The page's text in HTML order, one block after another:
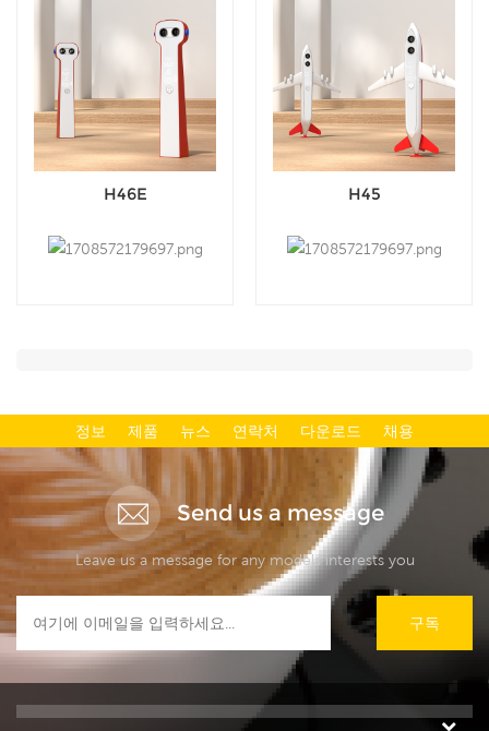
H46E H45
정보 제품 뉴스 연락처 다운로드 채용
Send us a message
Leave us a message for any models interests you
구독